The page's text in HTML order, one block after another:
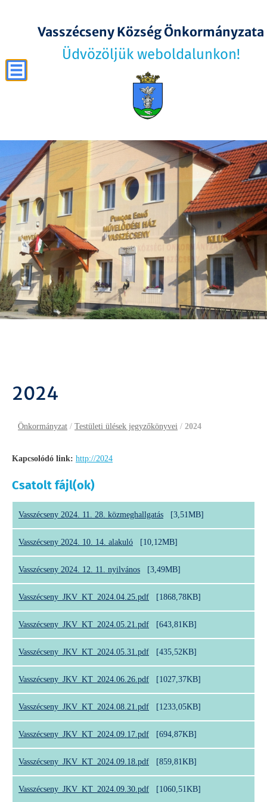
Vasszécseny Község Önkormányzata
Üdvözöljük weboldalunkon!
2024
Önkormányzat / Testületi ülések jegyzőkönyvei / 2024
Kapcsolódó link: http://2024
Csatolt fájl(ok)
Vasszécseny 2024. 11. 28. közmeghallgatás [3,51MB]
Vasszécseny 2024. 10. 14. alakuló [10,12MB]
Vasszécseny 2024. 12. 11. nyilvános [3,49MB]
Vasszécseny_JKV_KT_2024.04.25.pdf [1868,78KB]
Vasszécseny_JKV_KT_2024.05.21.pdf [643,81KB]
Vasszécseny_JKV_KT_2024.05.31.pdf [435,52KB]
Vasszécseny_JKV_KT_2024.06.26.pdf [1027,37KB]
Vasszécseny_JKV_KT_2024.08.21.pdf [1233,05KB]
Vasszécseny_JKV_KT_2024.09.17.pdf [694,87KB]
Vasszécseny_JKV_KT_2024.09.18.pdf [859,81KB]
Vasszécseny_JKV_KT_2024.09.30.pdf [1060,51KB]